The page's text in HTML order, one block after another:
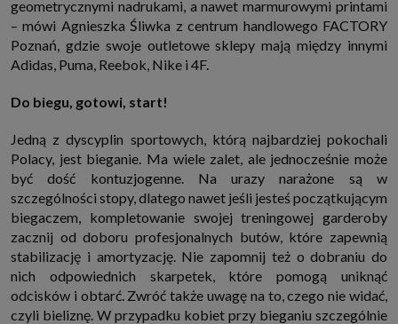
Partnerzy oraz my dla podmiotów trzecich. Aby móc pokazać interesujące
Cię reklamy (np. produktu, którego możesz potrzebować) reklamodawcy i
ich przedstawiciele chcieliby mieć możliwość przetwarzania Twoich
danych związanych z odwiedzanymi przez Ciebie stronami
internetowymi. Udzielenie takiej zgody jest dobrowolne, nie musisz jej
udzielać, nie pozbawi Cię to dostępu do naszych usług. Masz również
momencie.
przetwarzania, czyli w przypadku udzielenia zgody do momentu jej
cofnięcia, ograniczenia lub innych działań z Twojej strony ograniczających
tę zgodę, w przypadku niezbędności danych do wykonania umowy, przez
czas jej wykonywania i ewentualnie okres przedawnienia roszczeń z niej
(zwykle nie więcej niż 3 lata, a maksymalnie 10 lat), a w przypadku, gdy
podstawą przetwarzania danych jest uzasadniony interes administratora,
do czasu zgłoszenia przez Ciebie skutecznego sprzeciwu.
Przekazywanie danych
Administratorzy danych mogą powierzać Twoje dane podwykonawcom IT,
księgowym, agencjom marketingowym etc. Zrobią to jedynie na
podstawie umowy o powierzenie przetwarzania danych zobowiązującej
taki podmiot do odpowiedniego zabezpieczenia danych i niekorzystania z
nich do własnych celów.
geometrycznymi nadrukami, a nawet marmurowymi printami
– mówi Agnieszka Śliwka z centrum handlowego FACTORY
Poznań, gdzie swoje outletowe sklepy mają między innymi
Adidas, Puma, Reebok, Nike i 4F.
Do biegu, gotowi, start!
Jedną z dyscyplin sportowych, którą najbardziej pokochali
Polacy, jest bieganie. Ma wiele zalet, ale jednocześnie może
być dość kontuzjogenne. Na urazy narażone są w
szczególności stopy, dlatego nawet jeśli jesteś początkującym
biegaczem, kompletowanie swojej treningowej garderoby
zacznij od doboru profesjonalnych butów, które zapewnią
stabilizację i amortyzację. Nie zapomnij też o dobraniu do
nich odpowiednich skarpetek, które pomogą uniknąć
odcisków i obtarć. Zwróć także uwagę na to, czego nie widać,
czyli bieliznę. W przypadku kobiet przy bieganiu szczególnie